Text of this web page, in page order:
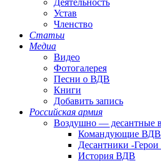
Деятельность
Устав
Членство
Статьи
Медиа
Видео
Фотогалерея
Песни о ВДВ
Книги
Добавить запись
Российская армия
Воздушно — десантные
Командующие ВДВ
Десантники -
История ВДВ